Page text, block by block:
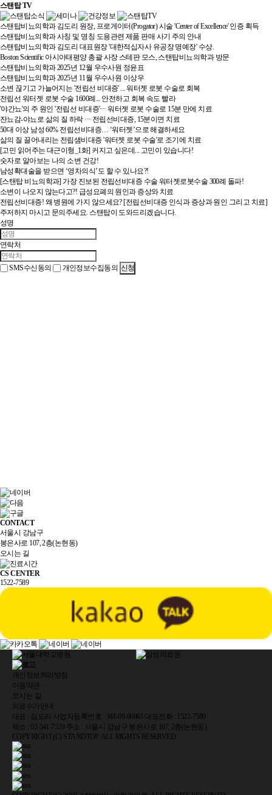
스탠탑 TV
스탠탑비뇨의학과 김도리 원장, 프로게이터(Progator) 시술 'Center of Excellence' 인증 획득
스탠탑비뇨의학과 사칭 및 명칭 도용관련 제품 판매 사기 주의 안내
스탠탑비뇨의학과 김도리 대표원장 '대한적십자사 유공장 명예장' 수상.
Boston Scientific 아시아태평양 총괄 사장 스테판 모스, 스탠탑비뇨의학과 방문
스탠탑비뇨의학과 2025년 12월 우수사원 정윤표
스탠탑비뇨의학과 2025년 11월 우수사원 이상우
소변 끊기고 가늘어지는 '전립선 비대증' ... 워터젯 로봇 수술로 회복
전립선 워터젯 로봇 수술 1600례... 안전하고 회복 속도 빨라
'야간뇨'의 주 원인 '전립선 비대증'··· 워터젯 로봇 수술로 15분 만에 치료
잔뇨감-야뇨로 삶의 질 하락 ··· 전립선비대증, 15분이면 치료
50대 이상 남성 60% 전립선비대증… ‘워터젯’으로 해결하세요
삶의 질 끌어내리는 전립샘비대증 '워터젯 로봇 수술'로 조기에 치료
[고민 읽어주는 대근이형_1화] 커지고 싶은데... 고민이 있습니다!
숫자로 알아보는 나의 소변 건강!
남성확대술을 받으면 ‘영차의식’도 할 수 있나요?!
[스탠탑 비뇨의학과] 가장 진보된 전립선비대증 수술 워터젯로봇수술 300례 돌파!
소변이 나오지 않는다고?! 급성요폐의 원인과 증상와 치료
전립선비대증! 왜 병원에 가지 않으세요? [전립선비대증 인식과 증상과 원인 그리고 치료]
주저하지 마시고 문의주세요. 스탠탑이 도와드리겠습니다.
성명
연락처
SMS수신동의 개인정보수집동의
30m
CONTACT
서울시 강남구
봉은사로 107, 2층(논현동)
오시는 길
CS CENTER
1522-7589
개인정보처리방침
이용약관
오시는 길
의료수가안내
대표 : 김도리 사업자등록번호 : 344-09-00863 대표전화 : 1522-7589
팩스 : 02-541-7539 주소 : 서울시 강남구 봉은사로 107, 2층(논현동)
COPYRIGHT (C) STANDTOP. ALL RIGHTS RESERVED.